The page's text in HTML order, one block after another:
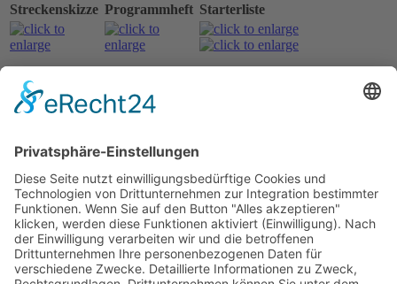
Streckenskizze Programmheft Starterliste
Alle Ergebnisse:
Nennungsliste Formel III
Startaufstellung Formel III
Original Zeitnahme
Ergebnis Rennen Formel III
Original Zeitnahme
Nennungsliste Kleinstrennwagen
Ergebnis Zeittraining Kleinstrennwagen Original Zeitnahme